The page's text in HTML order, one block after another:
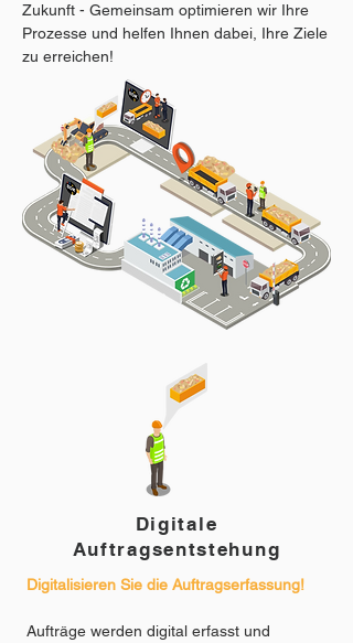
Zukunft - Gemeinsam optimieren wir Ihre
Prozesse und helfen Ihnen dabei, Ihre Ziele
zu erreichen!
Digitale
Auftragsentstehung
Digitalisieren Sie die Auftragserfassung!
Aufträge werden digital erfasst und